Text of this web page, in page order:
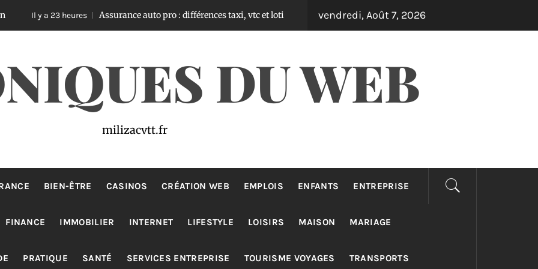
23 heures Assurance auto pro : différences taxi, vtc et loti Il y a 2 jours Équipements outdoor qui transforment votre jardin
vendredi, Août 7, 2026
DU WEB
milizacvtt.fr
BIEN-ÊTRE CASINOS CRÉATION WEB EMPLOIS ENFANTS ENTREPRISE
FINANCE IMMOBILIER INTERNET LIFESTYLE LOISIRS MAISON MARIAGE
PRATIQUE SANTÉ SERVICES ENTREPRISE TOURISME VOYAGES TRANSPORTS